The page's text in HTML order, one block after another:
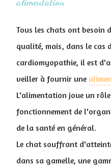
Tous les chats ont besoin
qualité, mais, dans le
cardiomyopathie, il est
veiller à fournir une
L'alimentation joue un
fonctionnement de
de la santé en général.
Le chat souffrant
dans sa gamelle, une